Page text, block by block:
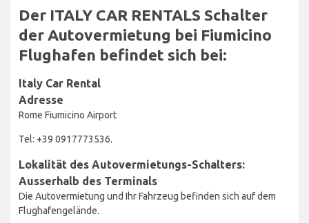
Der ITALY CAR RENTALS Schalter
der Autovermietung bei Fiumicino
Flughafen befindet sich bei:
Italy Car Rental
Adresse
Rome Fiumicino Airport
Tel: +39 0917773536.
Lokalität des Autovermietungs-Schalters:
Ausserhalb des Terminals
Die Autovermietung und Ihr Fahrzeug befinden sich auf dem
Flughafengelände.